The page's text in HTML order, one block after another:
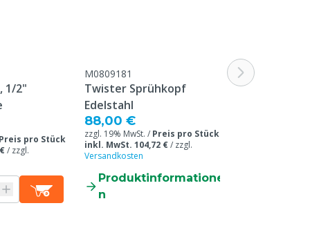
1/2"
pro Stück
/ zzgl.
M0809181
Twister Sprühkopf
Edelstahl
88,00 €
zzgl. 19% MwSt. / Preis pro Stück
inkl. MwSt. 104,72 €/ zzgl.
Versandkosten
Produktinformatione
n
M0809771
GK